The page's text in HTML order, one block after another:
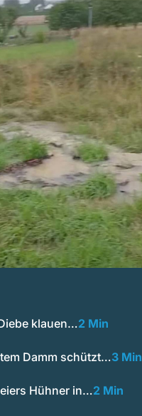
klauen…2 Min
Damm schützt…3 Min
Hühner in…2 Min